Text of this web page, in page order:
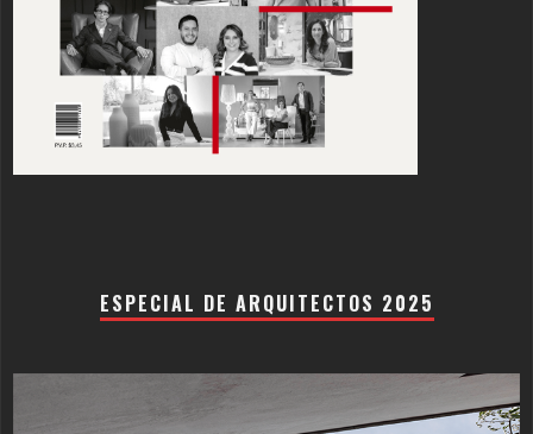
ESPECIAL DE ARQUITECTOS 2025